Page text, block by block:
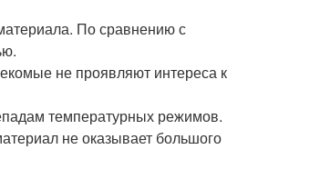
По сравнению с
не проявляют интереса к
температурных режимов.
не оказывает большого